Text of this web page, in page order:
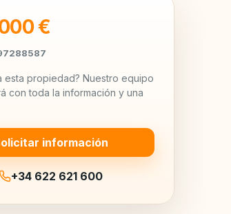
€
esta propiedad? Nuestro equipo
con toda la información y una
información
+34 622 621 600